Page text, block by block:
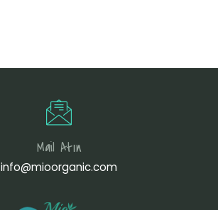
Mail Atın
info@mioorganic.com